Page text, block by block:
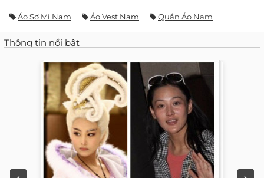
Áo Sơ Mi Nam Áo Vest Nam Quần Áo Nam
Thông tin nổi bật